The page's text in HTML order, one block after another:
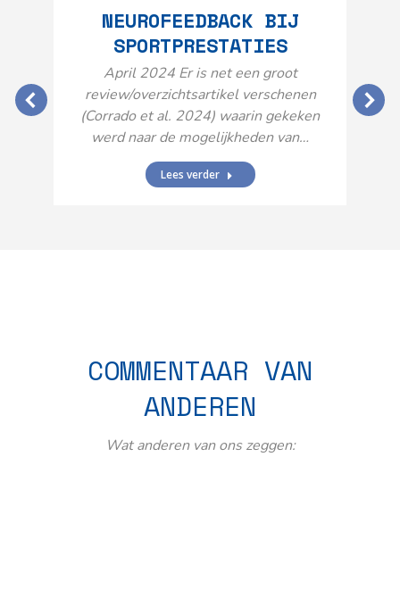
NEUROFEEDBACK BIJ
SPORTPRESTATIES
April 2024 Er is net een groot
review/overzichtsartikel verschenen
(Corrado et al. 2024) waarin gekeken
werd naar de mogelijkheden van…
Lees verder
COMMENTAAR VAN
ANDEREN
Wat anderen van ons zeggen: